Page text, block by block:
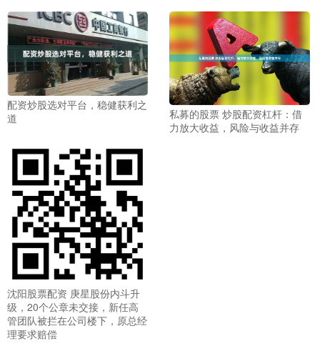
配资炒股选对平台，稳健获利之
道
私募的股票 炒股配资杠杆：借
力放大收益，风险与收益并存
沈阳股票配资 庚星股份内斗升
级，20个公章未交接，新任高
管团队被拦在公司楼下，原总经
理要求赔偿